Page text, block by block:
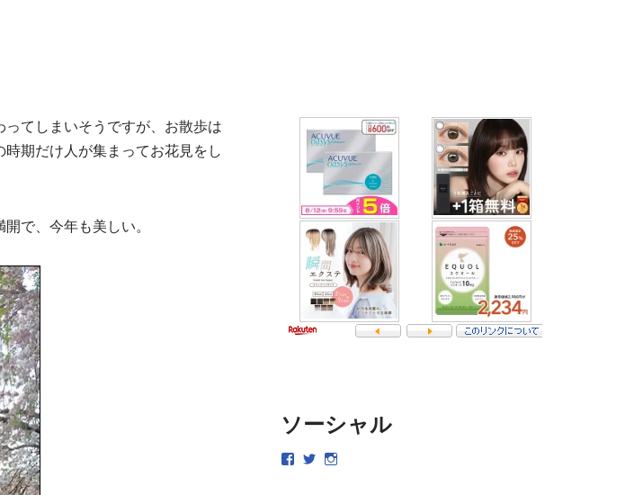
てしまいそうですが、お散歩は
期だけ人が集まってお花見をし
で、今年も美しい。
ソーシャル